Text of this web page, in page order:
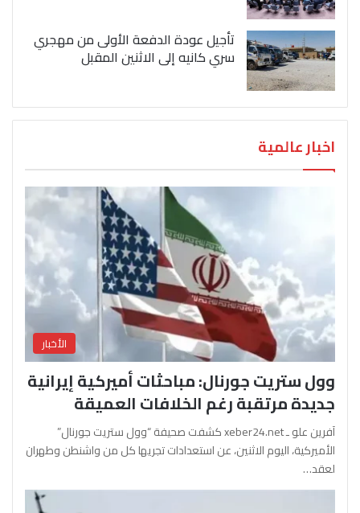
تأجيل عودة الدفعة الأولى من مهجري
سري كانيه إلى الاثنين المقبل
اخبار عالمية
الأخبار
وول ستريت جورنال: مباحثات أميركية إيرانية
جديدة مرتقبة رغم الخلافات العميقة
آفرين علو ـ xeber24.net كشفت صحيفة “وول ستريت جورنال”
الأميركية، اليوم الاثنين، عن استعدادات تجريها كل من واشنطن وطهران
لعقد…